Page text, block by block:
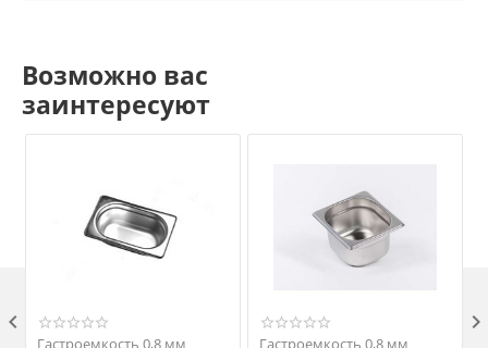
Возможно вас
заинтересуют
Гастроемкость 0,8 мм
Гастроемкость 0,8 мм
 